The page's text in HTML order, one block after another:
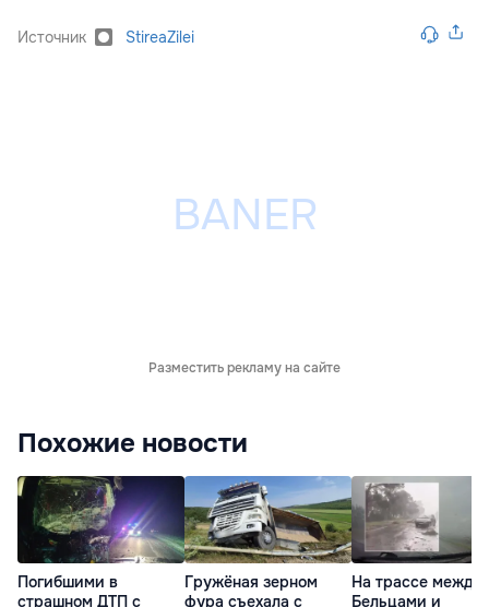
Источник StireaZilei
Разместить рекламу на сайте
Похожие новости
Погибшими в
страшном ДТП с
Гружёная зерном
фура съехала с
На трассе между
Бельцами и